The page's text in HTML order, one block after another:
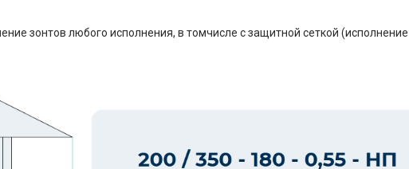
зонтов любого исполнения, в томчисле с защитной сеткой (исполнение